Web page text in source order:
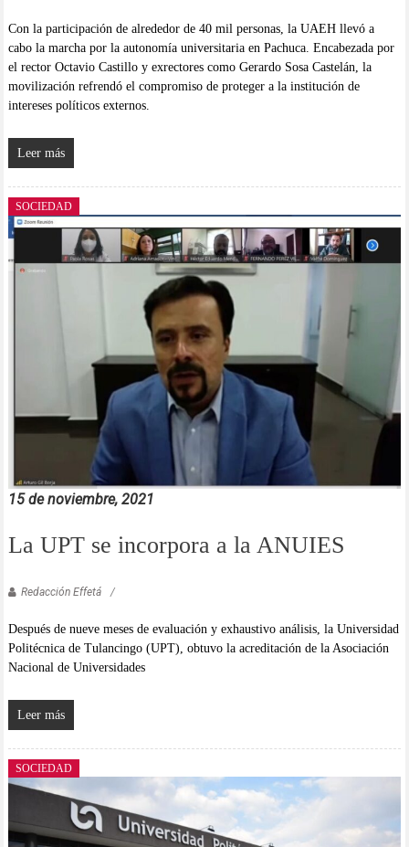
Con la participación de alrededor de 40 mil personas, la UAEH llevó a
cabo la marcha por la autonomía universitaria en Pachuca. Encabezada por
el rector Octavio Castillo y exrectores como Gerardo Sosa Castelán, la
movilización refrendó el compromiso de proteger a la institución de
intereses políticos externos.
Leer más
SOCIEDAD
15 de noviembre, 2021
La UPT se incorpora a la ANUIES
Redacción Effetá
Después de nueve meses de evaluación y exhaustivo análisis, la Universidad
Politécnica de Tulancingo (UPT), obtuvo la acreditación de la Asociación
Nacional de Universidades
Leer más
SOCIEDAD